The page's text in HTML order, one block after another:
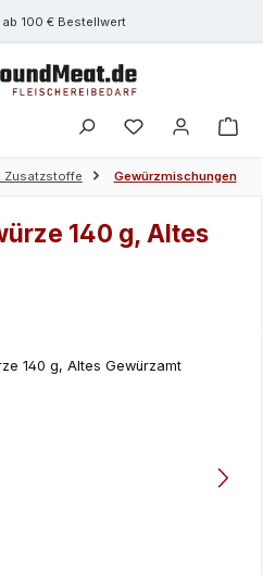
100 € Bestellwert
Zusatzstoffe Gewürzmischungen
140 g, Altes